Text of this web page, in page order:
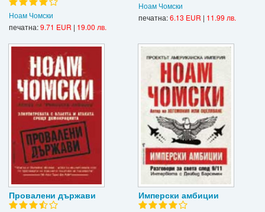
Ноам Чомски
печатна:9.71 EUR | 19.00 лв.
Ноам Чомски
печатна:6.13 EUR | 11.99 лв.
Провалени държави Имперски амбиции